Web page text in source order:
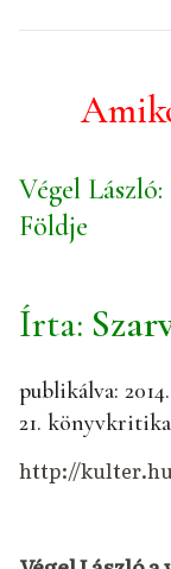
Végel
Földje
Írta:
publikálva:
21. könyvkritika
http://